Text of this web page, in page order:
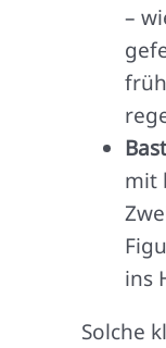
–
mit
ins
Solche